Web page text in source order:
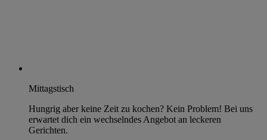
Mittagstisch
Hungrig aber keine Zeit zu kochen? Kein Problem! Bei uns
erwartet dich ein wechselndes Angebot an leckeren
Gerichten.